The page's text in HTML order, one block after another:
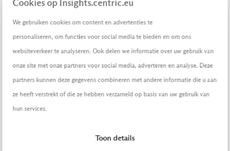
Cookies op Insights.centric.eu
We gebruiken cookies om content en advertenties te
personaliseren, om functies voor social media te bieden en om ons
websiteverkeer te analyseren. Ook delen we informatie over uw gebruik van
onze site met onze partners voor social media, adverteren en analyse. Deze
partners kunnen deze gegevens combineren met andere informatie die u aan
ze heeft verstrekt of die ze hebben verzameld op basis van uw gebruik van
hun services.
Toon details
maar dat kan in elke gemeente anders
geregeld zijn. Je kunt het niet bij een
afdeling of persoon neerleggen. Dus die
samenwerking tussen afdelingen moet echt
een basis zijn. Er is ook draagvlak nodig van
de kant van de bestuurders en managers.
Samen met de leverancier zijn we vijf keer
vertellen over de voordelen van datagericht